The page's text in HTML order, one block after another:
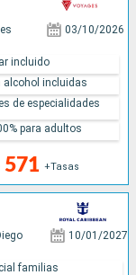
03/10/2026
571 +Tasas
incluido
alcohol incluidas
de especialidades
para adultos
10/01/2027
familias